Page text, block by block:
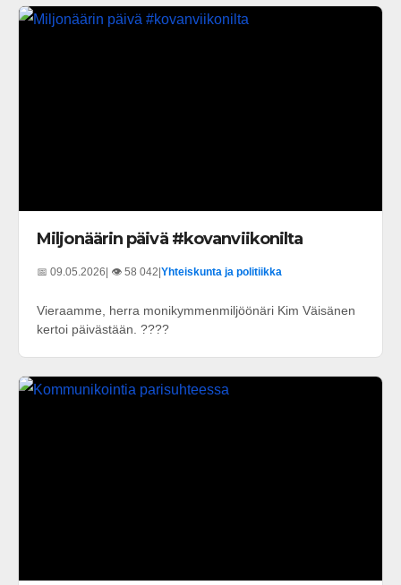
Miljonäärin päivä #kovanviikonilta
📅 09.05.2026| 👁️ 58 042|Yhteiskunta ja politiikka
Vieraamme, herra monikymmenmiljöönäri Kim Väisänen
kertoi päivästään. ????